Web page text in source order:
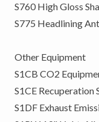
S760 High Gloss
S775 Headlining
Other Equipment
S1CB CO2
S1CE Recuperation
S1DF Exhaust